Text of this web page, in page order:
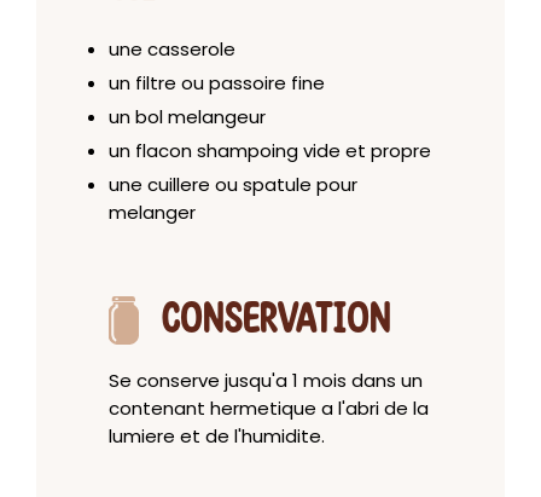
une casserole
un filtre ou passoire fine
un bol melangeur
un flacon shampoing vide et propre
une cuillere ou spatule pour
melanger
CONSERVATION
Se conserve jusqu'a 1 mois dans un
contenant hermetique a l'abri de la
lumiere et de l'humidite.